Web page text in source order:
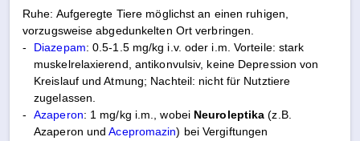
Ruhe: Aufgeregte Tiere möglichst an einen ruhigen,
vorzugsweise abgedunkelten Ort verbringen.
-
Diazepam: 0.5-1.5 mg/kg i.v. oder i.m. Vorteile: stark
muskelrelaxierend, antikonvulsiv, keine Depression von
Kreislauf und Atmung; Nachteil: nicht für Nutztiere
zugelassen.
-
Azaperon: 1 mg/kg i.m., wobei Neuroleptika (z.B.
Azaperon undAcepromazin) bei Vergiftungen